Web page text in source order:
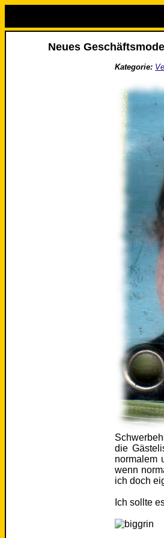
Neues
Kategorie:
die
normalem
wenn
ich doch
Ich sollte